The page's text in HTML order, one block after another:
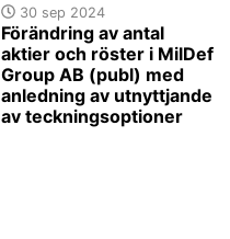
30 sep 2024
Förändring av antal
aktier och röster i MilDef
Group AB (publ) med
anledning av utnyttjande
av teckningsoptioner